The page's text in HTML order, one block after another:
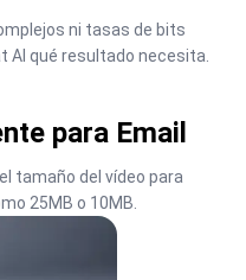
ni tasas de bits
AI qué resultado necesita.
para Email
tamaño del vídeo para
25MB o 10MB.